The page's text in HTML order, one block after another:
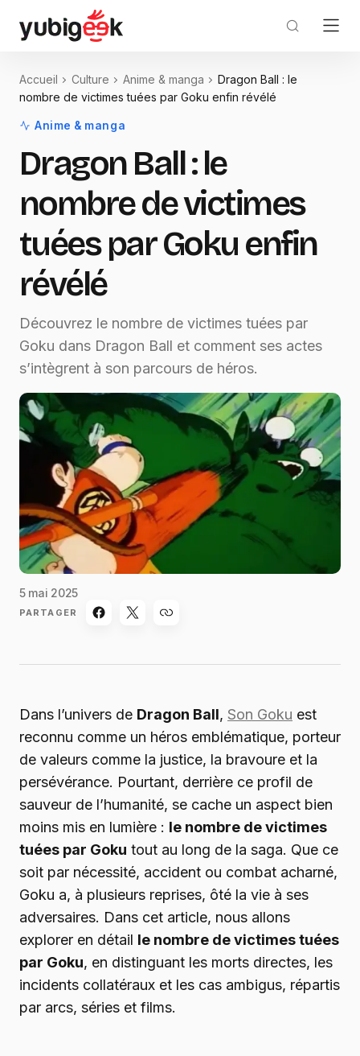
Accueil Culture Anime & manga
Dragon Ball : le
nombre de victimes tuées par Goku enfin révélé
Anime & manga
Dragon Ball : le
nombre de victimes
tuées par Goku enfin
révélé
Découvrez le nombre de victimes tuées par
Goku dans Dragon Ball et comment ses actes
s’intègrent à son parcours de héros.
5 mai 2025
PARTAGER
Dans l’univers de Dragon Ball, Son Goku est
reconnu comme un héros emblématique, porteur
de valeurs comme la justice, la bravoure et la
persévérance. Pourtant, derrière ce profil de
sauveur de l’humanité, se cache un aspect bien
moins mis en lumière : le nombre de victimes
tuées par Goku tout au long de la saga. Que ce
soit par nécessité, accident ou combat acharné,
Goku a, à plusieurs reprises, ôté la vie à ses
adversaires. Dans cet article, nous allons
explorer en détail le nombre de victimes tuées
par Goku, en distinguant les morts directes, les
incidents collatéraux et les cas ambigus, répartis
par arcs, séries et films.